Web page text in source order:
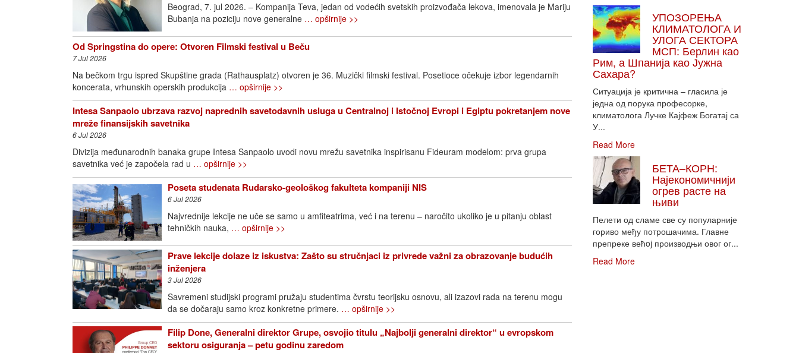
Beograd, 7. jul 2026. – Kompanija Teva, jedan od vodećih svetskih proizvođača lekova, imenovala je Mariju
Bubanja na poziciju nove generalne … opširnije >>
Od Springstina do opere: Otvoren Filmski festival u Beču
7 Jul 2026
Na bečkom trgu ispred Skupštine grada (Rathausplatz) otvoren je 36. Muzički filmski festival. Posetioce očekuje izbor legendarnih
koncerata, vrhunskih operskih produkcija … opširnije >>
Intesa Sanpaolo ubrzava razvoj naprednih savetodavnih usluga u Centralnoj i Istočnoj Evropi i Egiptu pokretanjem nove
mreže finansijskih savetnika
6 Jul 2026
Divizija međunarodnih banaka grupe Intesa Sanpaolo uvodi novu mrežu savetnika inspirisanu Fideuram modelom: prva grupa
savetnika već je započela rad u … opširnije >>
Poseta studenata Rudarsko-geološkog fakulteta kompaniji NIS
6 Jul 2026
Najvrednije lekcije ne uče se samo u amfiteatrima, već i na terenu – naročito ukoliko je u pitanju oblast
tehničkih nauka, … opširnije >>
Prave lekcije dolaze iz iskustva: Zašto su stručnjaci iz privrede važni za obrazovanje budućih
inženjera
3 Jul 2026
Savremeni studijski programi pružaju studentima čvrstu teorijsku osnovu, ali izazovi rada na terenu mogu
da se dočaraju samo kroz konkretne primere. … opširnije >>
Filip Done, Generalni direktor Grupe, osvojio titulu „Najbolji generalni direktor“ u evropskom
sektoru osiguranja – petu godinu zaredom
УПОЗОРЕЊА
КЛИМАТОЛОГА И
УЛОГА СЕКТОРА
МСП: Берлин као
Рим, а Шпанија као Јужна
Сахара?
Ситуација је критична – гласила је
једна од порука професорке,
климатолога Лучке Кајфеж Богатај са
У...
Read More
БЕТА–КОРН:
Најекономичнији
огрев расте на
њиви
Пелети од сламе све су популарније
гориво међу потрошачима. Главне
препреке већoj производњи овог ог...
Read More